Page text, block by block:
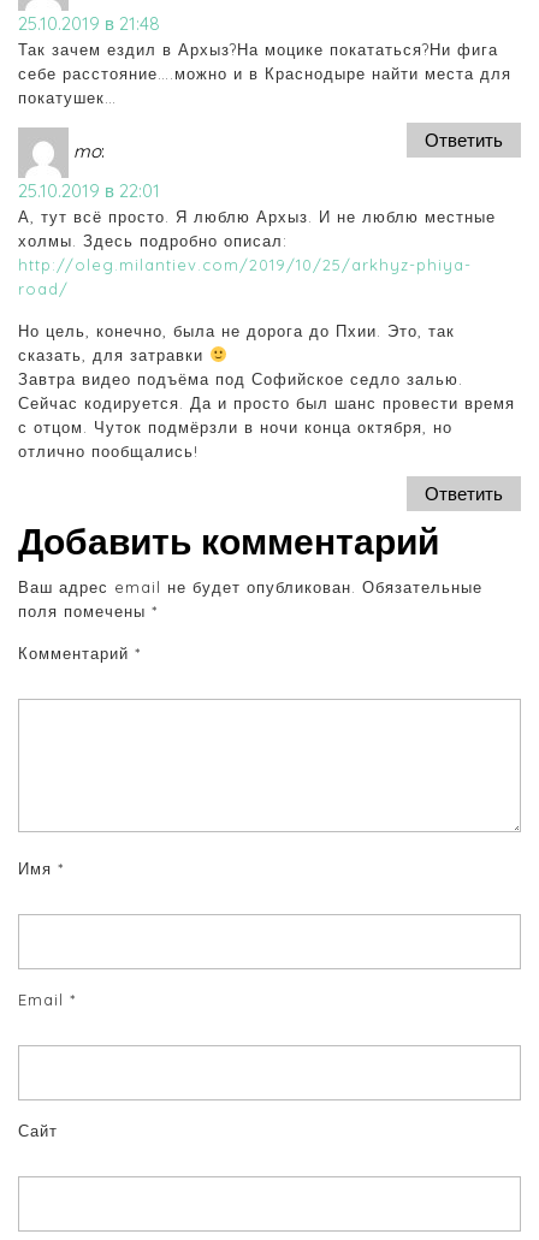
25.10.2019 в 21:48
Так зачем ездил в Архыз?На моцике покататься?Ни фига
себе расстояние….можно и в Краснодыре найти места для
покатушек…
Ответить
mo:
25.10.2019 в 22:01
А, тут всё просто. Я люблю Архыз. И не люблю местные
холмы. Здесь подробно описал:
http://oleg.milantiev.com/2019/10/25/arkhyz-phiya-
road/
Но цель, конечно, была не дорога до Пхии. Это, так
сказать, для затравки
Завтра видео подъёма под Софийское седло залью.
Сейчас кодируется. Да и просто был шанс провести время
с отцом. Чуток подмёрзли в ночи конца октября, но
отлично пообщались!
Ответить
Добавить комментарий
Ваш адрес email не будет опубликован.
Обязательные
поля помечены *
Комментарий *
Имя *
Email *
Сайт